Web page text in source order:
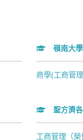
嶺南大
商學(工商管
聖方濟
工商管理（